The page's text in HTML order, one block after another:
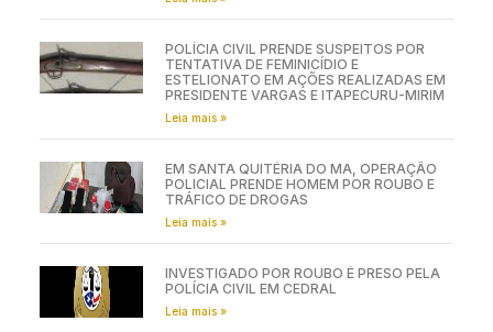
POLÍCIA CIVIL PRENDE SUSPEITOS POR
TENTATIVA DE FEMINICÍDIO E
ESTELIONATO EM AÇÕES REALIZADAS EM
PRESIDENTE VARGAS E ITAPECURU-MIRIM
Leia mais »
EM SANTA QUITÉRIA DO MA, OPERAÇÃO
POLICIAL PRENDE HOMEM POR ROUBO E
TRÁFICO DE DROGAS
Leia mais »
INVESTIGADO POR ROUBO É PRESO PELA
POLÍCIA CIVIL EM CEDRAL
Leia mais »